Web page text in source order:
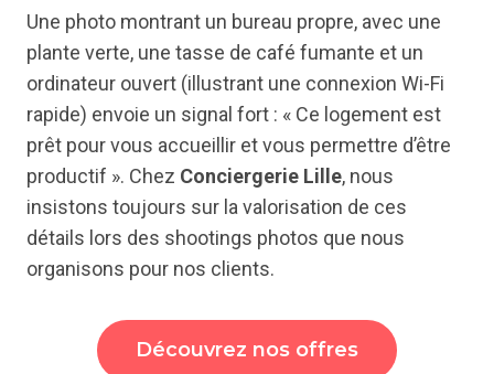
Une photo montrant un bureau propre, avec une
plante verte, une tasse de café fumante et un
ordinateur ouvert (illustrant une connexion Wi-Fi
rapide) envoie un signal fort : « Ce logement est
prêt pour vous accueillir et vous permettre d’être
productif ». Chez Conciergerie Lille, nous
insistons toujours sur la valorisation de ces
détails lors des shootings photos que nous
organisons pour nos clients.
Découvrez nos offres